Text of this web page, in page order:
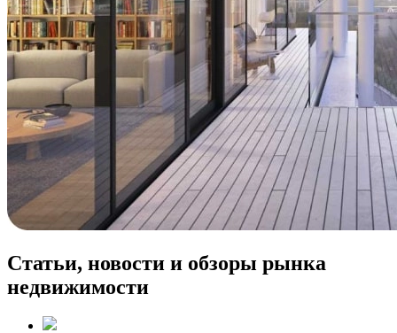
Статьи, новости и обзоры рынка
недвижимости